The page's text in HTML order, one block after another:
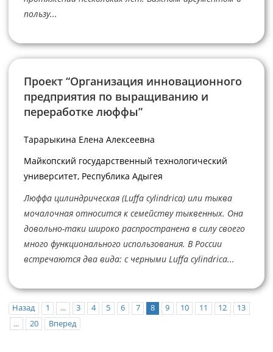
пользу...
Проект “Организация инновационного
предприятия по выращиванию и
переработке люффы”
Тарарыкина Елена Алексеевна
Майкопский государственный технологический
университет, Республика Адыгея
Люффа цилиндрическая (Luffa cylindrica) или тыква
мочалочная относится к семейству тыквенных. Она
довольно-таки широко распространена в силу своего
много функционального использования. В России
встречаются два вида: с черными Luffa cylindrica...
Назад 1 ... 3 4 5 6 7 8 9 10 11 12
13
...
20 Вперед